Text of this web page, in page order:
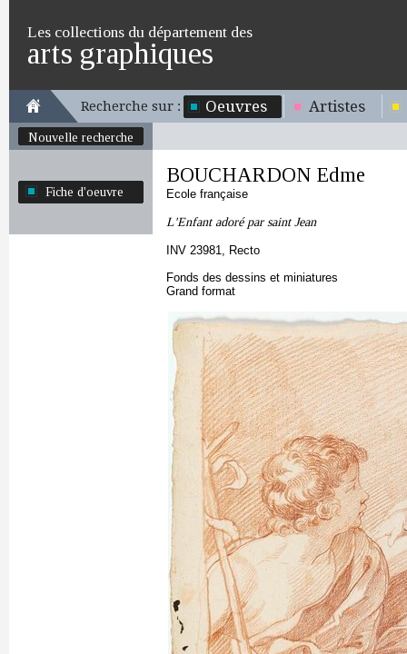
Les collections du département des
arts graphiques
Recherche sur : Oeuvres Artistes
Nouvelle recherche
Fiche d'oeuvre
BOUCHARDON Edme
Ecole française
L'Enfant adoré par saint Jean
INV 23981, Recto
Fonds des dessins et miniatures
Grand format